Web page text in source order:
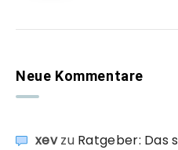
Neue Kommentare
xevzu Ratgeber: Das